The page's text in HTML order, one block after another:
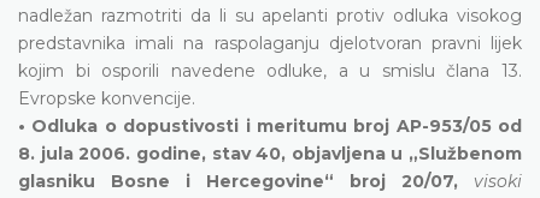
nadležan razmotriti da li su apelanti protiv odluka visokog
predstavnika imali na raspolaganju djelotvoran pravni lijek
kojim bi osporili navedene odluke, a u smislu člana 13.
Evropske konvencije.
• Odluka o dopustivosti i meritumu broj AP-953/05 od
8. jula 2006. godine, stav 40, objavljena u „Službenom
glasniku Bosne i Hercegovine“ broj 20/07, visoki